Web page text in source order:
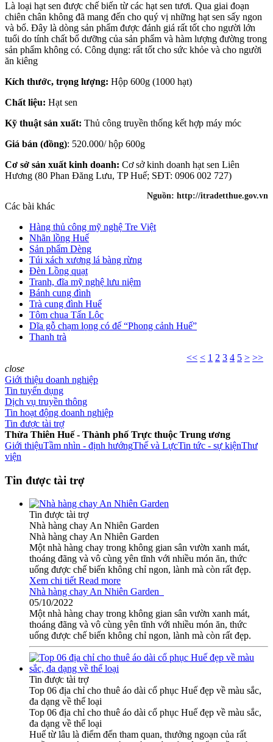
Là loại hạt sen được chế biến từ các hạt sen tươi. Qua giai đoạn
chiên chân không đã mang đến cho quý vị những hạt sen sấy ngon
và bổ. Đây là dòng sản phẩm được đánh giá rất tốt cho người lớn
tuổi do tính chất bổ dưỡng của sản phẩm và hàm lượng đường trong
sản phẩm không có. Công dụng: rất tốt cho sức khỏe và cho người
ăn kiêng
Kích thước, trọng lượng: Hộp 600g (1000 hạt)
Chất liệu: Hạt sen
Kỹ thuật sản xuất: Thủ công truyền thống kết hợp máy móc
Giá bán (đồng): 520.000/ hộp 600g
Cơ sở sản xuất kinh doanh: Cơ sở kinh doanh hạt sen Liên
Hương (80 Phan Đăng Lưu, TP Huế; SĐT: 0906 002 727)
Nguồn: http://itradetthue.gov.vn
Các bài khác
Hàng thủ công mỹ nghệ Tre Việt
Nhãn lồng Huế
Sản phẩm Dèng
Túi xách xương lá bàng rừng
Đèn Lồng quạt
Tranh, đĩa mỹ nghệ lưu niệm
Bánh cung đình
Trà cung đình Huế
Tôm chua Tấn Lộc
Dĩa gỗ chạm lọng có đế “Phong cảnh Huế”
Thanh trà
<< < 1 2 3 4 5 > >>
close
Giới thiệu doanh nghiệp
Tin tuyển dụng
Dịch vụ truyền thông
Tin hoạt động doanh nghiệp
Tin được tài trợ
Thừa Thiên Huế - Thành phố Trực thuộc Trung ương
Giới thiệuTầm nhìn - định hướngThế và LựcTin tức - sự kiệnThư
viện
Tin được tài trợ
Tin được tài trợ
Nhà hàng chay An Nhiên Garden
Nhà hàng chay An Nhiên Garden
Một nhà hàng chay trong không gian sân vườn xanh mát,
thoáng đãng và vô cùng yên tĩnh với nhiều món ăn, thức
uống được chế biến không chỉ ngon, lành mà còn rất đẹp.
Xem chi tiết Read more
Nhà hàng chay An Nhiên Garden
05/10/2022
Một nhà hàng chay trong không gian sân vườn xanh mát,
thoáng đãng và vô cùng yên tĩnh với nhiều món ăn, thức
uống được chế biến không chỉ ngon, lành mà còn rất đẹp.
Tin được tài trợ
Top 06 địa chỉ cho thuê áo dài cổ phục Huế đẹp về màu sắc,
đa dạng về thể loại
Top 06 địa chỉ cho thuê áo dài cổ phục Huế đẹp về màu sắc,
đa dạng về thể loại
Huế từ lâu là điểm đến tham quan, thưởng ngoạn của rất